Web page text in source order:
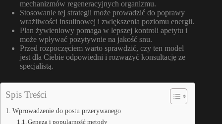
mechanizmów regeneracyjnych organizmu.
Stosowanie tej strategii może prowadzić do poprawy
wrażliwości insulinowej i zwiększenia poziomu energii.
Plan żywieniowy pomaga w lepszej kontroli apetytu i
może wpływać pozytywnie na jakość snu.
Przed rozpoczęciem warto sprawdzić, czy ten model
jest dla Ciebie odpowiedni i rozważyć konsultację ze
specjalistą.
Spis Treści
Wprowadzenie do postu przerywanego
Geneza i popularność metody